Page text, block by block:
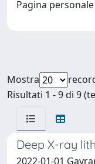
Pagina personale
Mostra
Risultati 1 - 9 di 9
Deep X-ray
2022-01-01